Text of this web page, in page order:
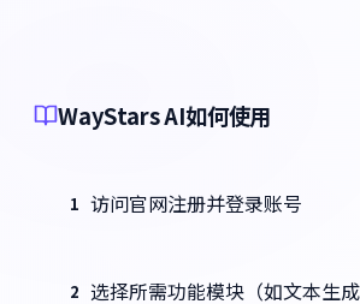
WayStars AI如何使用
1 访问官网注册并登录账号
2 选择所需功能模块（如文本生